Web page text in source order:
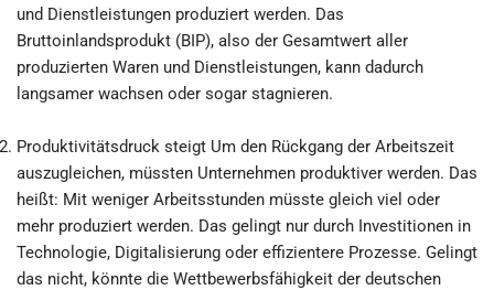
und Dienstleistungen produziert werden. Das
Bruttoinlandsprodukt (BIP), also der Gesamtwert aller
produzierten Waren und Dienstleistungen, kann dadurch
langsamer wachsen oder sogar stagnieren.
Produktivitätsdruck steigt Um den Rückgang der Arbeitszeit
auszugleichen, müssten Unternehmen produktiver werden. Das
heißt: Mit weniger Arbeitsstunden müsste gleich viel oder
mehr produziert werden. Das gelingt nur durch Investitionen in
Technologie, Digitalisierung oder effizientere Prozesse. Gelingt
das nicht, könnte die Wettbewerbsfähigkeit der deutschen